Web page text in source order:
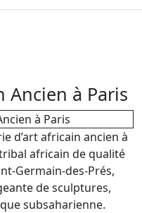
Ancien à Paris
d’art africain ancien à
africain de qualité
Germain-des-Prés,
de sculptures,
subsaharienne.